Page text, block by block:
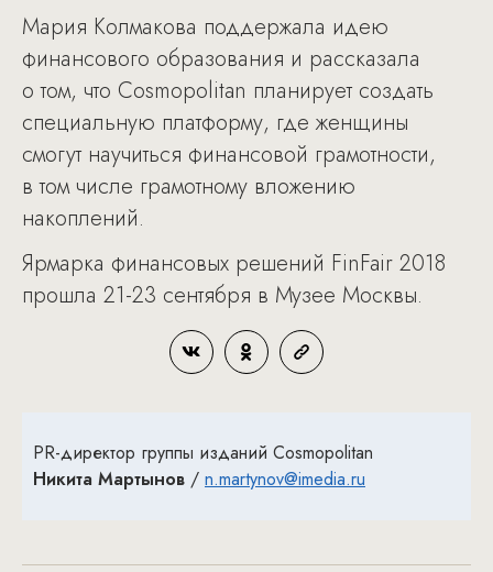
Мария Колмакова поддержала идею
финансового образования и рассказала
о том, что Cosmopolitan планирует создать
специальную платформу, где женщины
смогут научиться финансовой грамотности,
в том числе грамотному вложению
накоплений.
Ярмарка финансовых решений FinFair 2018
прошла 21-23 сентября в Музее Москвы.
PR-директор группы изданий Cosmopolitan
Никита Мартынов / n.martynov@imedia.ru